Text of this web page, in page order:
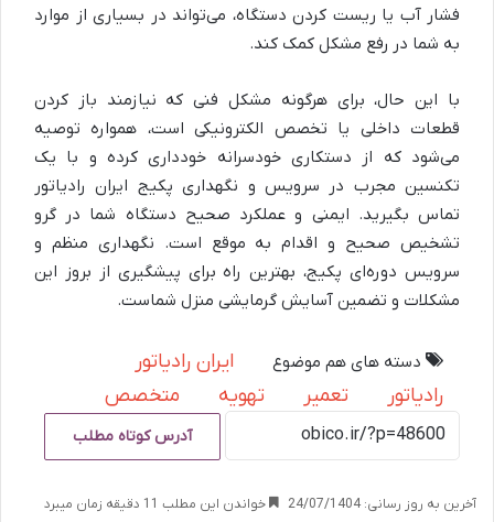
فشار آب یا ریست کردن دستگاه، می‌تواند در بسیاری از موارد
به شما در رفع مشکل کمک کند.
با این حال، برای هرگونه مشکل فنی که نیازمند باز کردن
قطعات داخلی یا تخصص الکترونیکی است، همواره توصیه
می‌شود که از دستکاری خودسرانه خودداری کرده و با یک
تکنسین مجرب در سرویس و نگهداری پکیج ایران رادیاتور
تماس بگیرید. ایمنی و عملکرد صحیح دستگاه شما در گرو
تشخیص صحیح و اقدام به موقع است. نگهداری منظم و
سرویس دوره‌ای پکیج، بهترین راه برای پیشگیری از بروز این
مشکلات و تضمین آسایش گرمایشی منزل شماست.
دسته های هم موضوع
ایران رادیاتور
رادیاتور
تعمیر تهویه متخصص
آدرس کوتاه مطلب
آخرین به روز رسانی: 24/07/1404 خواندن این مطلب 11 دقیقه زمان میبرد